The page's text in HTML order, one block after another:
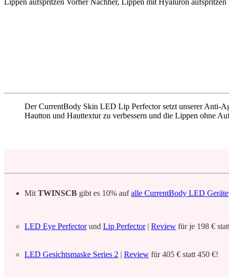
Der CurrentBody Skin LED Lip Perfector setzt unserer Anti-
Hautton und Hauttextur zu verbessern und die Lippen ohne
Mit TWINSCB gibt es 10% aufalle CurrentBody LED Geräte
LED Eye Perfectorund Lip Perfector| Review für je 198 €
LED Gesichtsmaske Series 2 | Review für 405 € statt 450 €!